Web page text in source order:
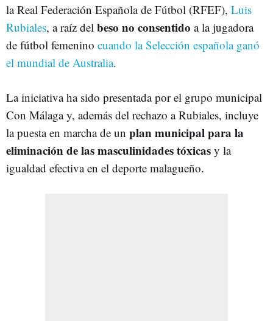
la Real Federación Española de Fútbol (RFEF), Luis
Rubiales, a raíz del beso no consentido a la jugadora
de fútbol femenino cuando la Selección española ganó
el mundial de Australia.
La iniciativa ha sido presentada por el grupo municipal
Con Málaga y, además del rechazo a Rubiales, incluye
la puesta en marcha de un plan municipal para la
eliminación de las masculinidades tóxicas y la
igualdad efectiva en el deporte malagueño.